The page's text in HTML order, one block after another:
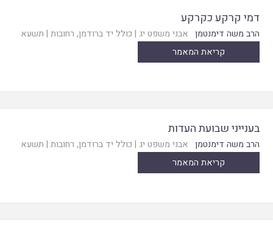
דמי קרקע כקרקע
הרב משה דימנטמן אבני משפט יג | כולל יד ברודמן, רחובות | תשעא
קריאת המאמר
בענייני שבועת העדות
הרב משה דימנטמן אבני משפט יג | כולל יד ברודמן, רחובות | תשעא
קריאת המאמר